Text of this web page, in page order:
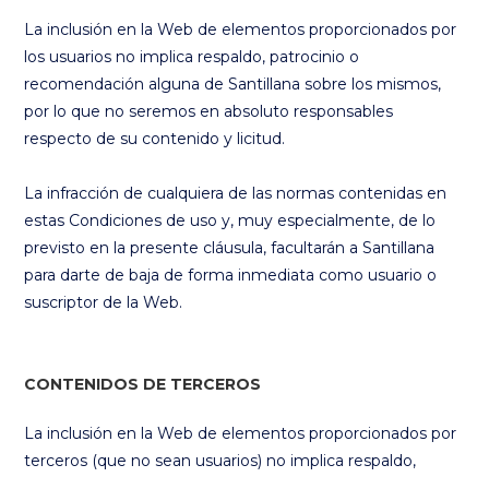
La inclusión en la Web de elementos proporcionados por
los usuarios no implica respaldo, patrocinio o
recomendación alguna de Santillana sobre los mismos,
por lo que no seremos en absoluto responsables
respecto de su contenido y licitud.
La infracción de cualquiera de las normas contenidas en
estas Condiciones de uso y, muy especialmente, de lo
previsto en la presente cláusula, facultarán a Santillana
para darte de baja de forma inmediata como usuario o
suscriptor de la Web.
CONTENIDOS DE TERCEROS
La inclusión en la Web de elementos proporcionados por
terceros (que no sean usuarios) no implica respaldo,